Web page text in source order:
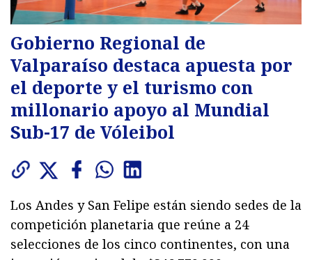
Gobierno Regional de
Valparaíso destaca apuesta por
el deporte y el turismo con
millonario apoyo al Mundial
Sub-17 de Vóleibol
Los Andes y San Felipe están siendo sedes de la
competición planetaria que reúne a 24
selecciones de los cinco continentes, con una